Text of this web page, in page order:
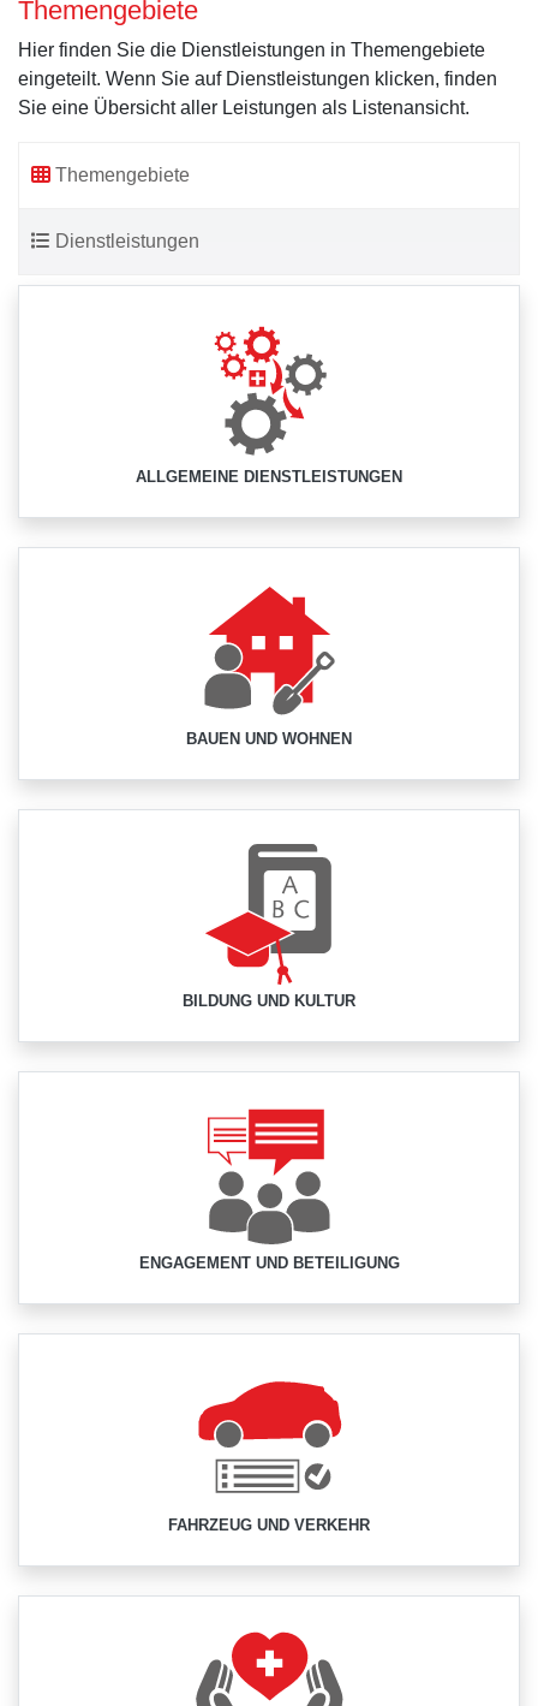
Themengebiete
Hier finden Sie die Dienstleistungen in Themengebiete
eingeteilt. Wenn Sie auf Dienstleistungen klicken, finden
Sie eine Übersicht aller Leistungen als Listenansicht.
Themengebiete
Dienstleistungen
ALLGEMEINE DIENSTLEISTUNGEN
BAUEN UND WOHNEN
BILDUNG UND KULTUR
ENGAGEMENT UND BETEILIGUNG
FAHRZEUG UND VERKEHR